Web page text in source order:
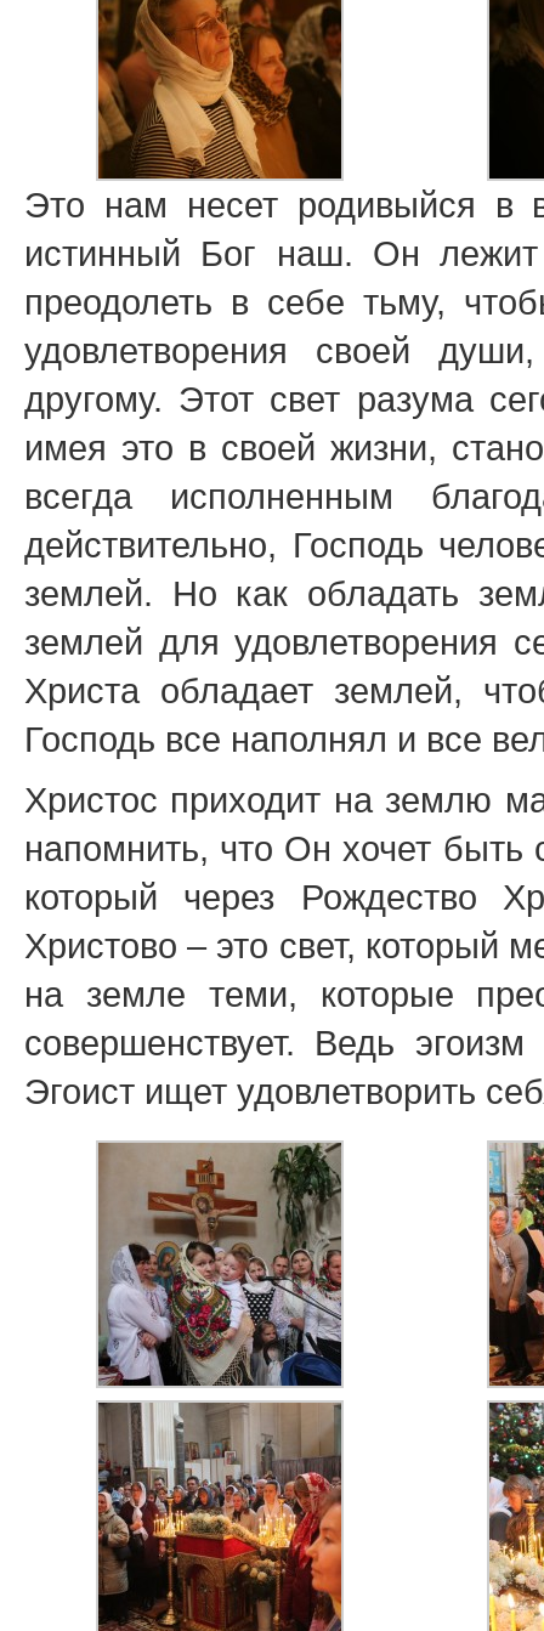
Это нам несет родивыйся в
истинный Бог наш. Он
преодолеть в себе тьму,
удовлетворения своей
другому. Этот свет разума
имея это в своей жизни,
всегда исполненным
действительно, Господь
землей. Но как обладать
землей для удовлетворения
Христа обладает землей,
Господь все наполнял и все
Христос приходит на землю
напомнить, что Он хочет
который через Рождество
Христово – это свет, который
на земле теми, которые
совершенствует. Ведь
Эгоист ищет удовлетворить